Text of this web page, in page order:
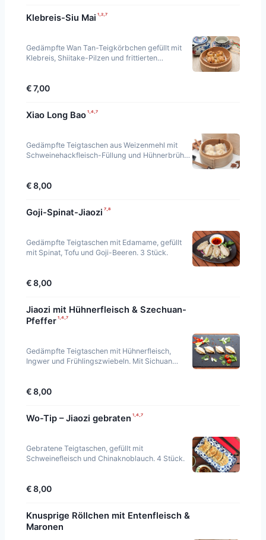
Klebreis-Siu Mai ¹·²·⁷
Gedämpfte Wan Tan-Teigkörbchen gefüllt mit
Klebreis, Shiitake-Pilzen und frittierten
€ 7,00
Xiao Long Bao¹·⁴·⁷
Gedämpfte Teigtaschen aus Weizenmehl mit
Schweinehackfleisch-Füllung und Hühnerbrühe.
€ 8,00
Goji-Spinat-Jiaozi ⁷·⁸
Gedämpfte Teigtaschen mit Edamame, gefüllt
mit Spinat, Tofu und Goji-Beeren. 3 Stück.
€ 8,00
Jiaozi mit Hühnerfleisch & Szechuan-
Pfeffer¹·⁴·⁷
Gedämpfte Teigtaschen mit Hühnerfleisch,
Ingwer und Frühlingszwiebeln. Mit Sichuan
€ 8,00
Wo-Tip – Jiaozi gebraten ¹·⁴·⁷
Gebratene Teigtaschen, gefüllt mit
Schweinefleisch und Chinaknoblauch. 4 Stück.
€ 8,00
Knusprige Röllchen mit Entenfleisch &
Maronen